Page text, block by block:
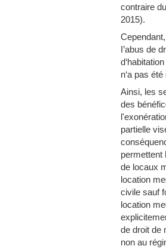
contraire
2015).
I’abus de
n‘a pas
Ainsi, les
des
partielle
permettent
de locaux
location
civile sauf
location
de droit de
non au